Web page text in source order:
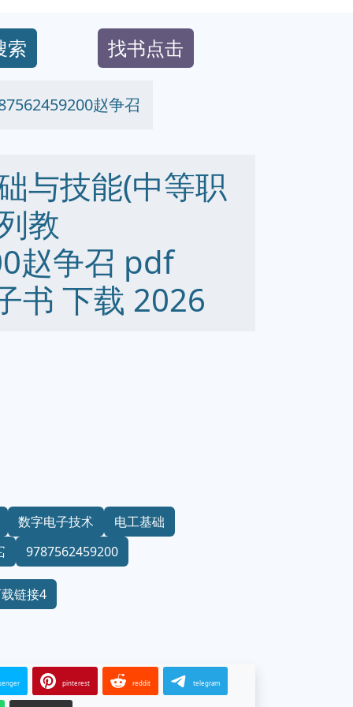
索 找书点击
赵争召
与技能(中等职
教
赵争召 pdf
书 下载 2026
数字电子技术
电工基础
9787562459200
链接4
pinterest reddit telegram